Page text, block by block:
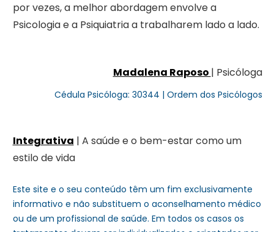
por vezes, a melhor abordagem envolve a
Psicologia e a Psiquiatria a trabalharem lado a lado.
Madalena Raposo | Psicóloga
Cédula Psicóloga: 30344 | Ordem dos Psicólogos
Integrativa | A saúde e o bem-estar como um
estilo de vida
Este site e o seu conteúdo têm um fim exclusivamente
informativo e não substituem o aconselhamento médico
ou de um profissional de saúde. Em todos os casos os